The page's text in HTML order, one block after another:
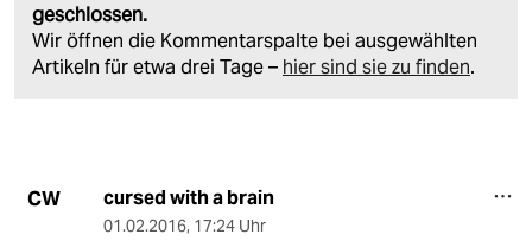
geschlossen.
Wir öffnen die Kommentarspalte bei ausgewählten
Artikeln für etwa drei Tage – hier sind sie zu finden.
CW cursed with a brain
01.02.2016, 17:24 Uhr